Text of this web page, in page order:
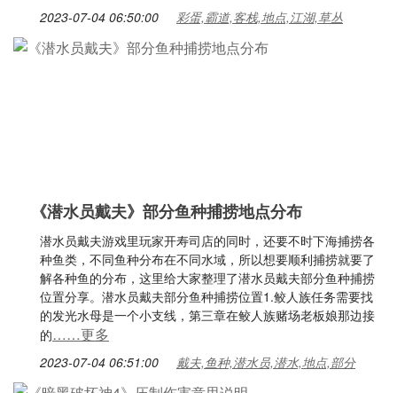
2023-07-04 06:50:00 彩蛋,霸道,客栈,地点,江湖,草丛
《潜水员戴夫》部分鱼种捕捞地点分布
潜水员戴夫游戏里玩家开寿司店的同时，还要不时下海捕捞各
种鱼类，不同鱼种分布在不同水域，所以想要顺利捕捞就要了
解各种鱼的分布，这里给大家整理了潜水员戴夫部分鱼种捕捞
位置分享。潜水员戴夫部分鱼种捕捞位置1.鲛人族任务需要找
的发光水母是一个小支线，第三章在鲛人族赌场老板娘那边接
的……更多
2023-07-04 06:51:00 戴夫,鱼种,潜水员,潜水,地点,部分